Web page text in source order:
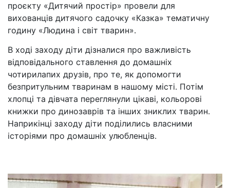
проєкту «Дитячий простір» провели для
вихованців дитячого садочку «Казка» тематичну
годину «Людина і світ тварин».
В ході заходу діти дізналися про важливість
відповідального ставлення до домашніх
чотирилапих друзів, про те, як допомогти
безпритульним тваринам в нашому місті. Потім
хлопці та дівчата переглянули цікаві, кольорові
книжки про динозаврів та інших зниклих тварин.
Наприкінці заходу діти поділились власними
історіями про домашніх улюбленців.